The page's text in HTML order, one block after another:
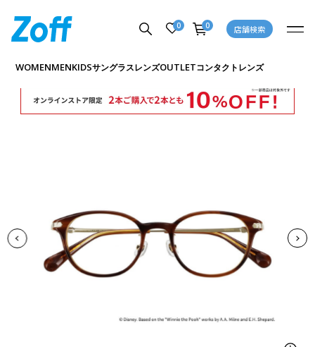
0 0 店舗検索
WOMENMENKIDSサングラスレンズOUTLETコンタクトレンズ
商品詳細ページへ